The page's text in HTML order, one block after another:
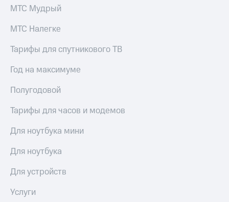
МТС Мудрый
МТС Налегке
Тарифы для спутникового ТВ
Год на максимуме
Полугодовой
Тарифы для часов и модемов
Для ноутбука мини
Для ноутбука
Для устройств
Услуги